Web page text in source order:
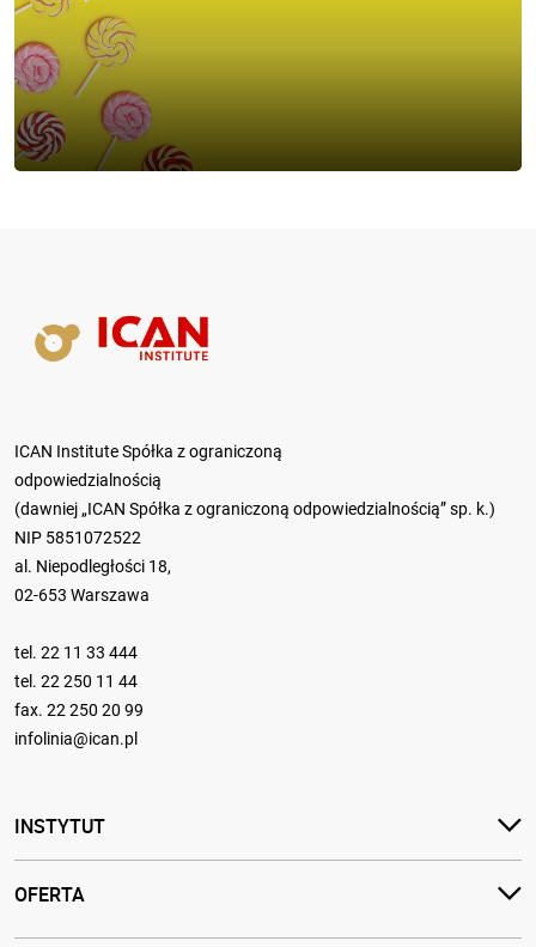
ICAN Institute Spółka z ograniczoną
odpowiedzialnością
(dawniej „ICAN Spółka z ograniczoną odpowiedzialnością” sp. k.)
NIP 5851072522
al. Niepodległości 18,
02-653 Warszawa
tel. 22 11 33 444
tel. 22 250 11 44
fax. 22 250 20 99
infolinia@ican.pl
INSTYTUT
OFERTA